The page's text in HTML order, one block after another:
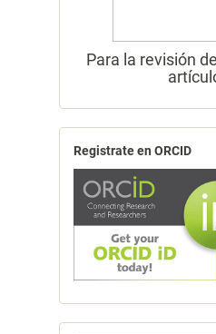
Para la revisión
Registrate en ORCID